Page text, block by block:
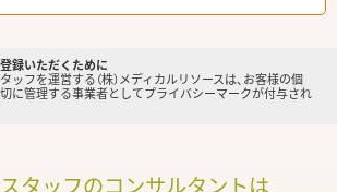
録いただくために
ッフを運営する（株）メディカルリソースは、お客様の個
に管理する事業者としてプライバシーマークが付与され
タッフのコンサルタントは